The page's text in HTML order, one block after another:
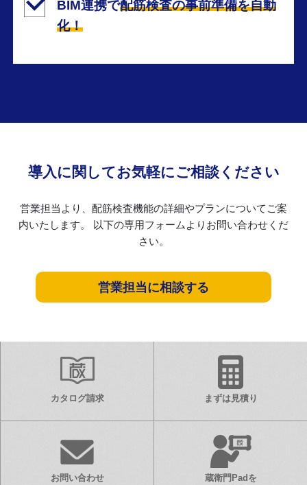
BIM連携で配筋検査の事前準備を自動
化！
導入に関してお気軽にご相談ください
営業担当より、配筋検査機能の詳細やプランについてご案
内いたします。
以下の専用フォームよりお問い合わせくだ
さい。
営業担当に相談する
カタログ請求 まずは見積り
お問い合わせ
蔵衛門Padを